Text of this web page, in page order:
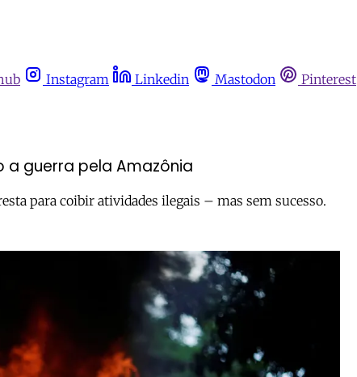
Instagram Linkedin Mastodon Pinterest
a guerra pela Amazônia
para coibir atividades ilegais – mas sem sucesso.